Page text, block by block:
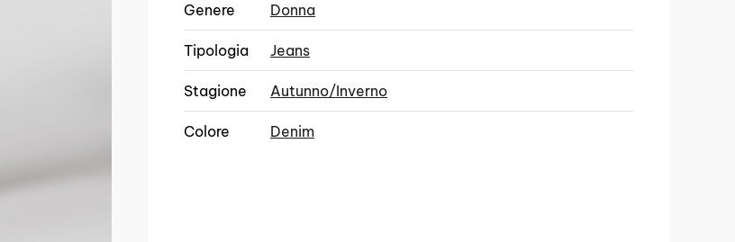
Genere Donna
Tipologia Jeans
Stagione Autunno/Inverno
Colore Denim